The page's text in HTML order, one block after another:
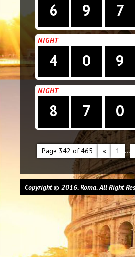
6 9 7
NIGHT
4 0 9
NIGHT
8 7 0
Page 342 of 465 « 1 ...
Copyright © 2016. Roma. All Right